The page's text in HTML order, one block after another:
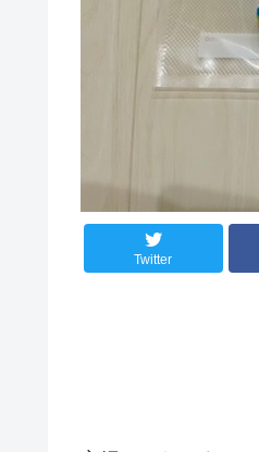
Twitter